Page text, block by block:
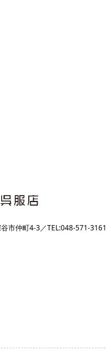
市仲町4-3／TEL:048-571-3161